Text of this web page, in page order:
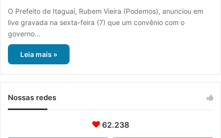
O Prefeito de Itaguaí, Rubem Vieira (Podemos), anunciou em
live gravada na sexta-feira (7) que um convênio com o
governo…
Leia mais »
Nossas redes
62.238